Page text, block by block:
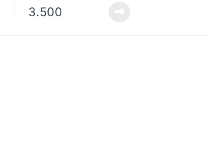
3.500